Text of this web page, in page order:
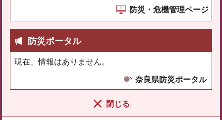
防災・危機管理ページ
防災ポータル
現在、情報はありません。
奈良県防災ポータル
閉じる